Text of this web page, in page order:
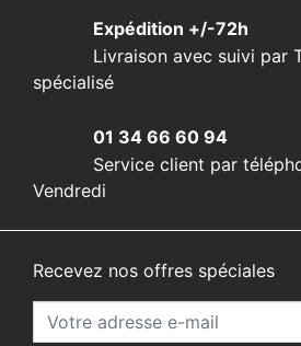
Expédition +/-72h
Livraison avec suivi par
spécialisé
01 34 66 60 94
Service client par
Vendredi
Recevez nos offres spéciales